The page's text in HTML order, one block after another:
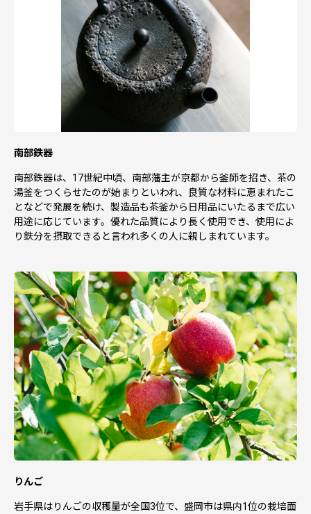
南部鉄器
南部鉄器は、17世紀中頃、南部藩主が京都から釜師を招き、茶の
湯釜をつくらせたのが始まりといわれ、良質な材料に恵まれたこ
となどで発展を続け、製造品も茶釜から日用品にいたるまで広い
用途に応じています。優れた品質により長く使用でき、使用によ
り鉄分を摂取できると言われ多くの人に親しまれています。
りんご
岩手県はりんごの収穫量が全国3位で、盛岡市は県内1位の栽培面